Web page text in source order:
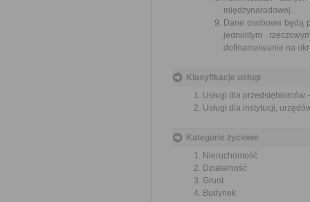
międzynarodowej.
Dane osobowe będą
jednolitym
dofinansowanie na
Klasyfikacje usługi
Usługi dla przedsiębiorców
Usługi dla instytucji,
Kategorie życiowe
Nieruchomość
Działalność
Grunt
Budynek